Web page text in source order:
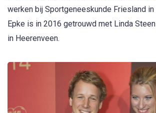
werken bij Sportgeneeskunde Friesland in
Epke is in 2016 getrouwd met Linda
in Heerenveen.